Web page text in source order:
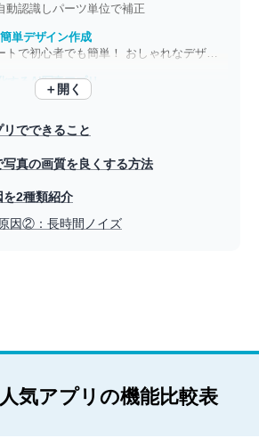
動認識しパーツ単位で補正
単デザイン作成
豊富なテンプレートで初心者でも簡単！ おしゃれなデザインをすぐ作れる
するAI写真アプリ
＋開く
でできること
真の画質を良くする方法
を2種類紹介
因②：長時間ノイズ
気アプリの機能比較表